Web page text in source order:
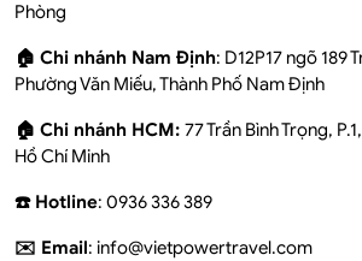
Phòng
🏠 Chi nhánh Nam Định: D12P17 ngõ 189
Phường Văn Miếu, Thành Phố Nam Định
🏠 Chi nhánh HCM: 77 Trần Bình Trọng,
Hồ Chí Minh
☎️ Hotline: 0936 336 389
✉️ Email: info@vietpowertravel.com